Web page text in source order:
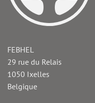
FEBHEL
29 rue du Relais
1050 Ixelles
Belgique